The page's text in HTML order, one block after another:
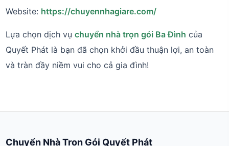
Website: https://chuyennhagiare.com/
Lựa chọn dịch vụchuyển nhà trọn gói Ba Đình của
Quyết Phát là bạn đã chọn khởi đầu thuận lợi, an toàn
và tràn đầy niềm vui cho cả gia đình!
Chuyển Nhà Trọn Gói Quyết Phát